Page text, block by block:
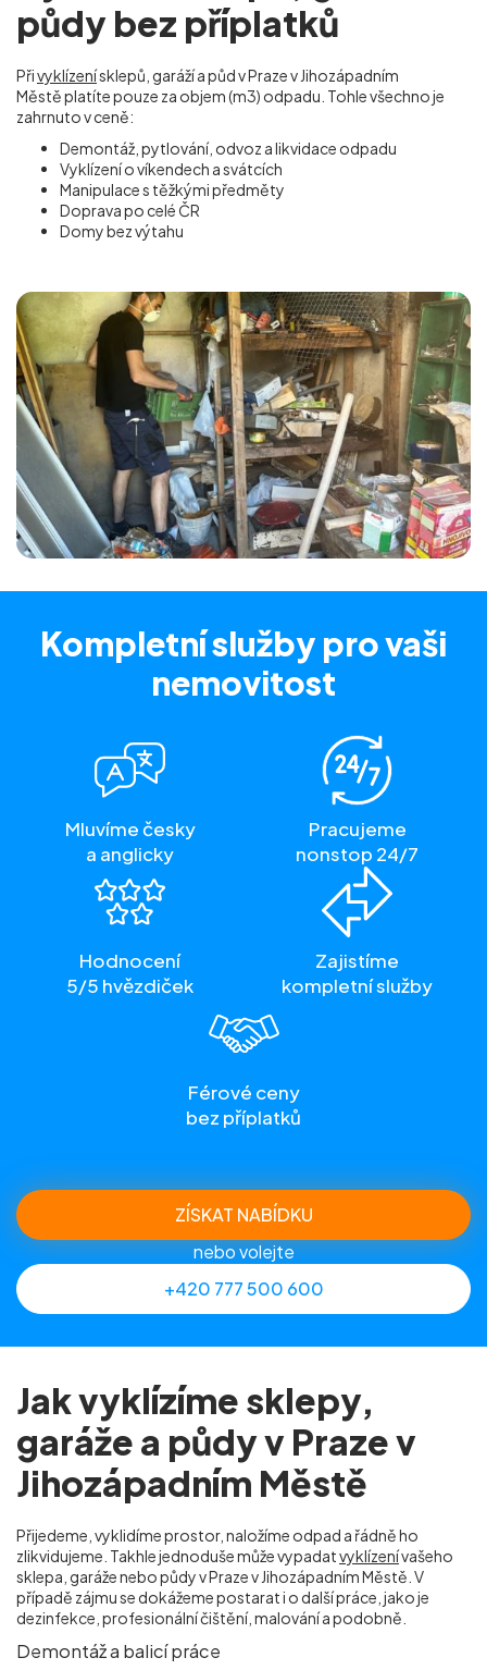
půdy bez příplatků
Přivyklízenísklepů, garáží a půd v Praze v Jihozápadním
Městěplatíte pouze za objem (m3) odpadu. Tohle všechno je
zahrnuto v ceně:
Demontáž, pytlování, odvoz a likvidace odpadu
Vyklízení o víkendech a svátcích
Manipulace s těžkými předměty
Doprava po celé ČR
Domy bez výtahu
Kompletní služby pro vaši
nemovitost
Mluvíme česky
a anglicky
Pracujeme
nonstop 24/7
Hodnocení
5/5 hvězdiček
Zajistíme
kompletní služby
Férové ceny
bez příplatků
ZÍSKAT NABÍDKU
nebo volejte
+420 777 500 600
Jak vyklízíme sklepy,
garáže a půdy v Praze v
Jihozápadním Městě
Přijedeme, vyklidíme prostor, naložíme odpad a řádně ho
zlikvidujeme. Takhle jednoduše může vypadatvyklízenívašeho
sklepa, garáže nebo půdy v Praze v Jihozápadním Městě . V
případě zájmu se dokážeme postarat i o další práce, jako je
dezinfekce, profesionální čištění, malování a podobně.
Demontáž a balicí práce